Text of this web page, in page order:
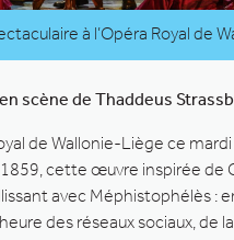
à l’Opéra Royal de
scène de Thaddeus
de Wallonie-Liège ce
cette œuvre inspirée de
avec Méphistophélès :
des réseaux sociaux,